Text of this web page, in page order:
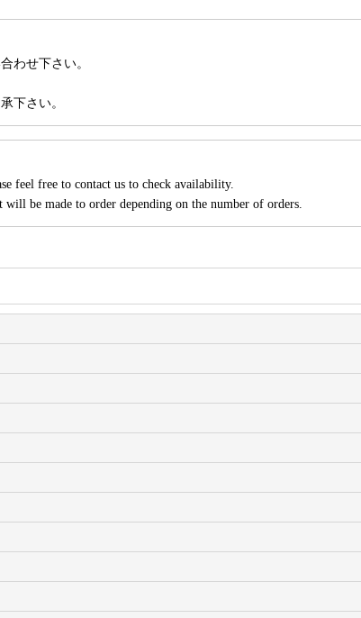
わせ下さい。
下さい。
feel free to contact us to check availability.
be made to order depending on the number of orders.